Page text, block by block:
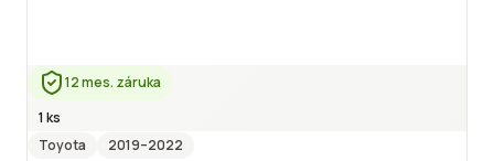
12 mes. záruka
1 ks
Toyota
2019–2022